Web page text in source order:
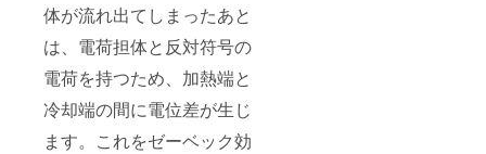
体が流れ出てしまったあと
は、電荷担体と反対符号の
電荷を持つため、加熱端と
冷却端の間に電位差が生じ
ます。これをゼーベック効